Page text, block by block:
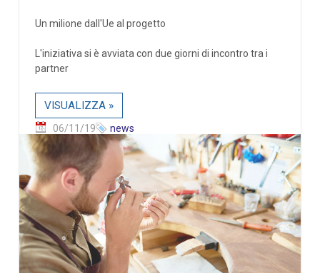
Un milione dall'Ue al progetto
L'iniziativa si è avviata con due giorni di incontro tra i
partner
VISUALIZZA »
06/11/19 news